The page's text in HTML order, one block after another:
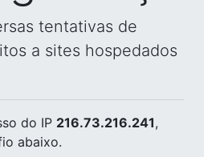
tentativas de
a sites hospedados
do IP 216.73.216.241,
abaixo.